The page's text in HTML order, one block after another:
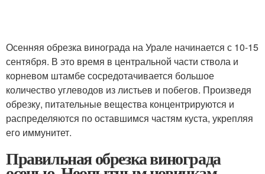
Осенняя обрезка винограда на Урале начинается с 10-15
сентября. В это время в центральной части ствола и
корневом штамбе сосредотачивается большое
количество углеводов из листьев и побегов. Произведя
обрезку, питательные вещества концентрируются и
распределяются по оставшимся частям куста, укрепляя
его иммунитет.
Правильная обрезка винограда